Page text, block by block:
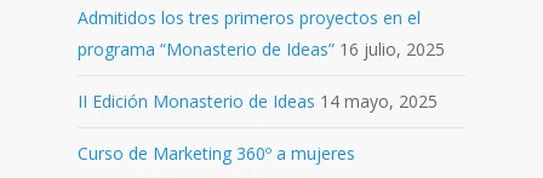
Admitidos los tres primeros proyectos en el
programa “Monasterio de Ideas” 16 julio, 2025
II Edición Monasterio de Ideas 14 mayo, 2025
Curso de Marketing 360º a mujeres